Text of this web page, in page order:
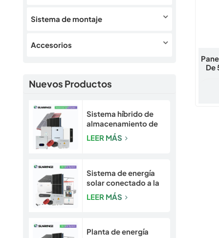
Sistema de montaje
Accesorios
Nuevos Productos
Sistema híbrido de
almacenamiento de
energía solar y solar
escalable de 5 a 30
LEER MÁS
Sistema de energía
solar conectado a la
red Sunrange de 10
kW a 50 kW
LEER MÁS
Planta de energía
De